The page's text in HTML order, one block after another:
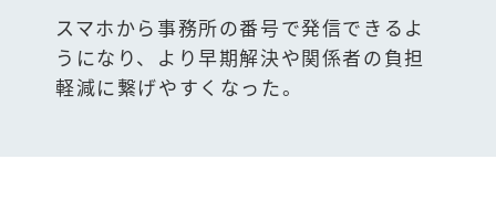
スマホから事務所の番号で発信できるよ
うになり、より早期解決や関係者の負担
軽減に繋げやすくなった。